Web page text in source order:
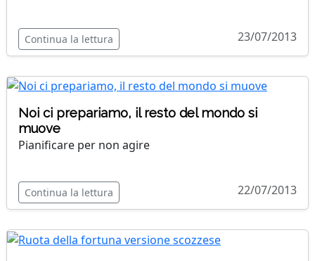
Continua la lettura 23/07/2013
Noi ci prepariamo, il resto del mondo si
muove
Pianificare per non agire
Continua la lettura 22/07/2013